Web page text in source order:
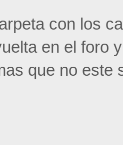
con los
en el foro
que no este